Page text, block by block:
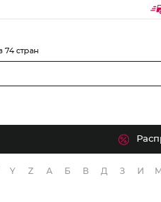
74 стран
Y Z А Б В Д З И М